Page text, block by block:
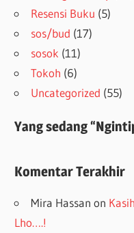
Resensi Buku (5)
sos/bud (17)
sosok (11)
Tokoh (6)
Uncategorized (55)
Yang sedang
Komentar Terakhir
Mira Hassan on
Lho….!